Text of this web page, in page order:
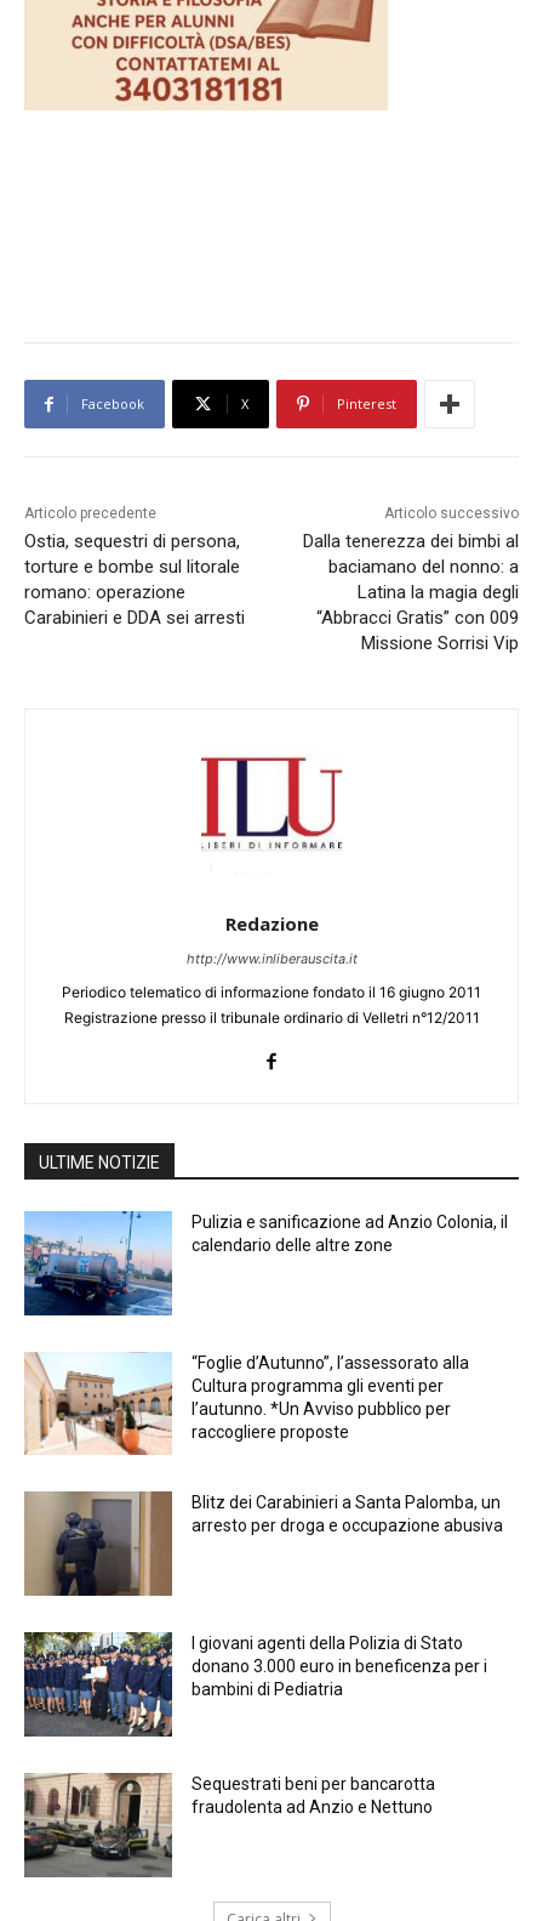
Facebook X Pinterest
Articolo precedente
Ostia, sequestri di persona,
torture e bombe sul litorale
romano: operazione
Carabinieri e DDA sei arresti
Articolo successivo
Dalla tenerezza dei bimbi al
baciamano del nonno: a
Latina la magia degli
“Abbracci Gratis” con 009
Missione Sorrisi Vip
Redazione
http://www.inliberauscita.it
Periodico telematico di informazione fondato il 16 giugno 2011
Registrazione presso il tribunale ordinario di Velletri n°12/2011
ULTIME NOTIZIE
Pulizia e sanificazione ad Anzio Colonia, il
calendario delle altre zone
“Foglie d’Autunno”, l’assessorato alla
Cultura programma gli eventi per
l’autunno. *Un Avviso pubblico per
raccogliere proposte
Blitz dei Carabinieri a Santa Palomba, un
arresto per droga e occupazione abusiva
I giovani agenti della Polizia di Stato
donano 3.000 euro in beneficenza per i
bambini di Pediatria
Sequestrati beni per bancarotta
fraudolenta ad Anzio e Nettuno